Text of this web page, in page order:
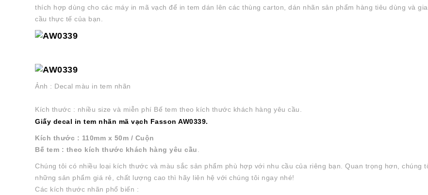
thích hợp dùng cho các máy in mã vạch để in tem dán lên các thùng carton, dán nhãn sản phẩm hàng tiêu dùng và
cầu thực tế của bạn.
Ảnh : Decal màu in tem nhãn
Kích thước : nhiều size và miễn phí Bế tem theo kích thước khách hàng yêu cầu.
Giấy decal in tem nhãn mã vạch Fasson AW0339.
Kích thước : 110mm x 50m / Cuộn
Bế tem : theo kích thước khách hàng yêu cầu
Chúng tôi có nhiều loại kích thước và màu sắc sản phẩm phù hợp với nhu cầu của riêng bạn. Quan trọng hơn, chúng
những sản phẩm giá rẻ, chất lượng cao thì hãy liên hệ với chúng tôi ngay nhé!
Các kích thước nhãn phổ biến :